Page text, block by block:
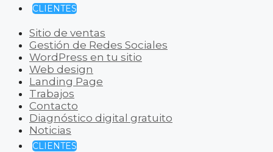
CLIENTES
Sitio de ventas
Gestión de Redes Sociales
WordPress en tu sitio
Web design
Landing Page
Trabajos
Contacto
Diagnóstico digital gratuito
Noticias
CLIENTES